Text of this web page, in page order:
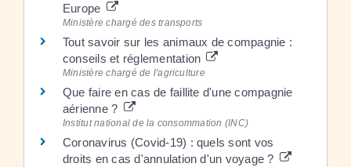
Europe
Ministère chargé des transports
Tout savoir sur les animaux de compagnie :
conseils et réglementation
Ministère chargé de l'agriculture
Que faire en cas de faillite d'une compagnie
aérienne ?
Institut national de la consommation (INC)
Coronavirus (Covid-19) : quels sont vos
droits en cas d'annulation d'un voyage ?